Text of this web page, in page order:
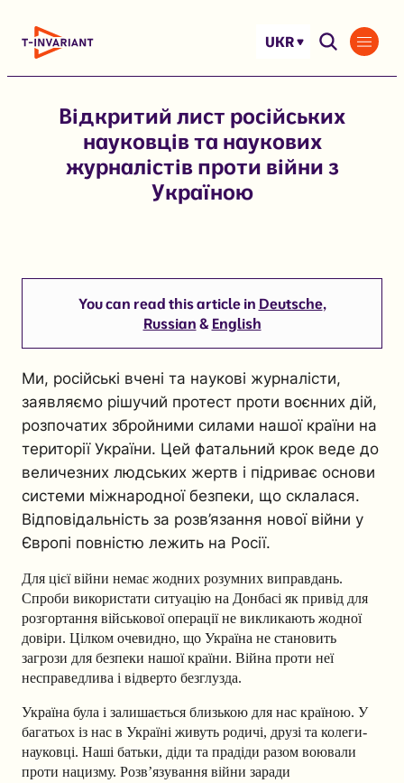
до
UKR
Відкритий лист російських
науковців та наукових
журналістів проти війни з
Україною
You can read this article in Deutsche,
Russian & English
Ми, російські вчені та наукові журналісти,
заявляємо рішучий протест проти воєнних дій,
розпочатих збройними силами нашої країни на
території України. Цей фатальний крок веде до
величезних людських жертв і підриває основи
системи міжнародної безпеки, що склалася.
Відповідальність за розв’язання нової війни у ​​
Європі повністю лежить на Росії.
Для цієї війни немає жодних розумних виправдань.
Спроби використати ситуацію на Донбасі як привід для
розгортання військової операції не викликають жодної
довіри. Цілком очевидно, що Україна не становить
загрози для безпеки нашої країни. Війна проти неї
несправедлива і відверто безглузда.
Україна була і залишається близькою для нас країною. У
багатьох із нас в Україні живуть родичі, друзі та колеги-
науковці. Наші батьки, діди та прадіди разом воювали
проти нацизму. Розв’язування війни заради